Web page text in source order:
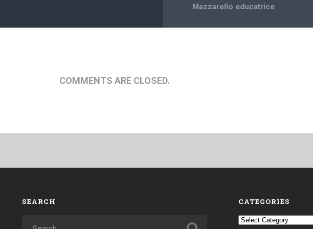
Mazzarello educatrice
COMMENTS ARE CLOSED.
SEARCH CATEGORIES
Categories